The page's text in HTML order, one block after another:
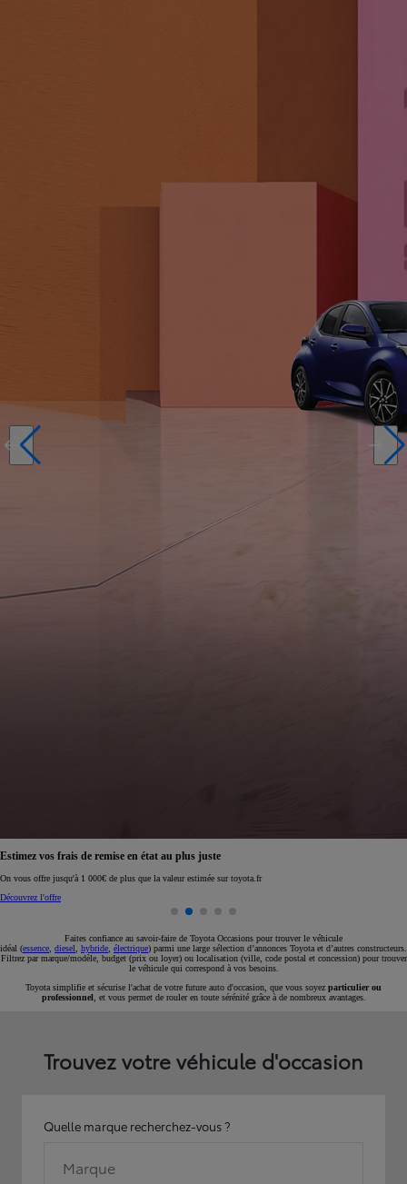
Réservez en ligne votre occasion pour 1€ seulement
Réservez en ligne
Faites confiance au savoir-faire de Toyota Occasions pour trouver le véhicule
idéal (essence diesel hybride électrique) parmi une large sélection d’annonces Toyota et d’autres constructeurs.
Filtrez par marque/modèle, budget (prix ou loyer) ou localisation (ville, code postal et concession) pour trouver
le véhicule qui correspond à vos besoins.
Toyota simplifie et sécurise l'achat de votre future auto d'occasion, que vous soyez particulier ou
professionnel , et vous permet de rouler en toute sérénité grâce à de nombreux avantages.
Trouvez votre véhicule d'occasion
Quelle marque recherchez-vous ?
Marque